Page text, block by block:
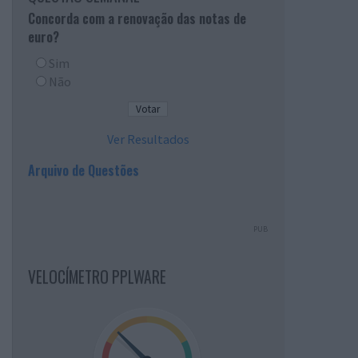
Concorda com a renovação das notas de
euro?
Sim
Não
Ver Resultados
Arquivo de Questões
PUB
VELOCÍMETRO PPLWARE